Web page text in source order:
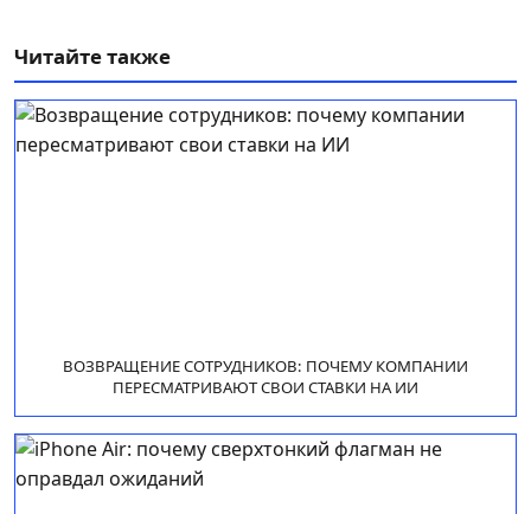
Читайте также
ВОЗВРАЩЕНИЕ СОТРУДНИКОВ: ПОЧЕМУ КОМПАНИИ
ПЕРЕСМАТРИВАЮТ СВОИ СТАВКИ НА ИИ